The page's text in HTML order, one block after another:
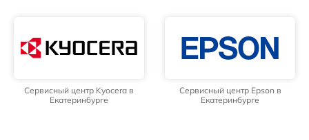
Сервисный центр Kyocera в
Екатеринбурге
Сервисный центр Epson в
Екатеринбурге